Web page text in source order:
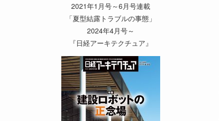
2021年1月号～6月号連載
「夏型結露トラブルの事態」
2024年4月号～
『日経アーキテクチュア』